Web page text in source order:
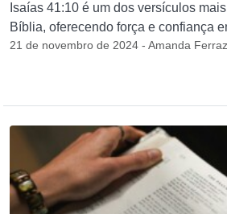
Isaías 41:10 é um dos versículos
Bíblia, oferecendo força e confiança
21 de novembro de 2024 - Amanda Ferraz